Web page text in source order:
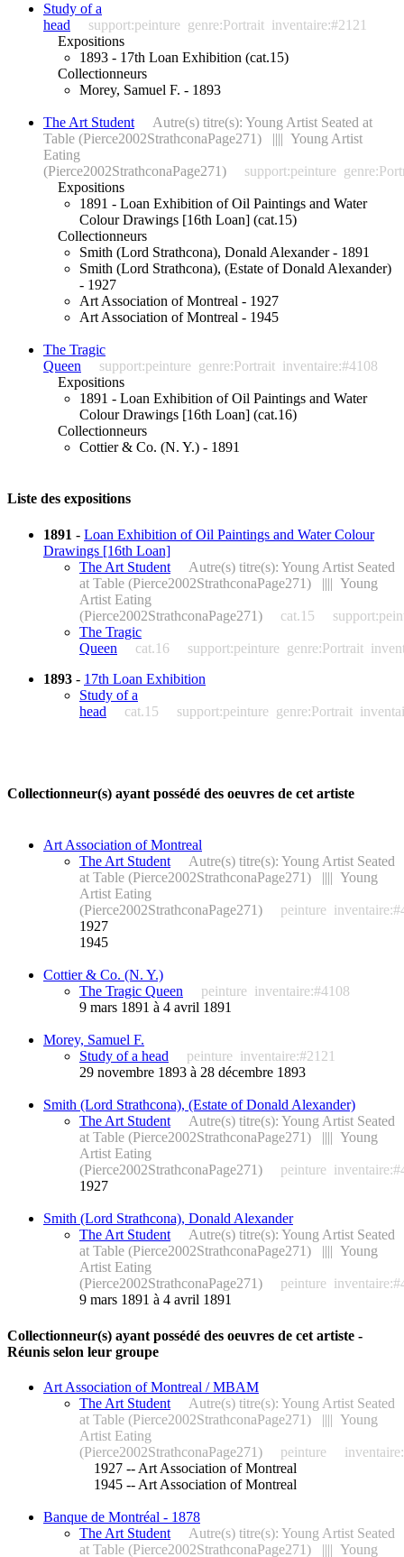
Study of a
head
support:peinture genre:Portrait inventaire:#2121
Expositions
1893 - 17th Loan Exhibition (cat.15)
Collectionneurs
Morey, Samuel F. - 1893
The Art Student
Autre(s) titre(s): Young Artist Seated at
Table (Pierce2002StrathconaPage271) |||| Young Artist
Eating
(Pierce2002StrathconaPage271)
support:peinture
Expositions
1891 - Loan Exhibition of Oil Paintings and Water
Colour Drawings [16th Loan] (cat.15)
Collectionneurs
Smith (Lord Strathcona), Donald Alexander - 1891
Smith (Lord Strathcona), (Estate of Donald Alexander)
- 1927
Art Association of Montreal - 1927
Art Association of Montreal - 1945
The Tragic
Queen
support:peinture genre:Portrait inventaire:#4108
Expositions
1891 - Loan Exhibition of Oil Paintings and Water
Colour Drawings [16th Loan] (cat.16)
Collectionneurs
Cottier & Co. (N. Y.) - 1891
Liste des expositions
1891 - Loan Exhibition of Oil Paintings and Water Colour
Drawings [16th Loan]
The Art Student
Autre(s) titre(s): Young Artist Seated
at Table (Pierce2002StrathconaPage271) |||| Young
Artist Eating
(Pierce2002StrathconaPage271)
cat.15
The Tragic
Queen
cat.16 support:peinture genre:Portrait
1893 - 17th Loan Exhibition
Study of a
head
cat.15 support:peinture genre:Portrait
Collectionneur(s) ayant possédé des oeuvres de cet artiste
Art Association of Montreal
The Art Student
Autre(s) titre(s): Young Artist Seated
at Table (Pierce2002StrathconaPage271) |||| Young
Artist Eating
(Pierce2002StrathconaPage271)
peinture
1927
1945
Cottier & Co. (N. Y.)
The Tragic Queen
peinture inventaire:#4108
9 mars 1891 à 4 avril 1891
Morey, Samuel F.
Study of a head
peinture inventaire:#2121
29 novembre 1893 à 28 décembre 1893
Smith (Lord Strathcona), (Estate of Donald Alexander)
The Art Student
Autre(s) titre(s): Young Artist Seated
at Table (Pierce2002StrathconaPage271) |||| Young
Artist Eating
(Pierce2002StrathconaPage271)
peinture
1927
Smith (Lord Strathcona), Donald Alexander
The Art Student
Autre(s) titre(s): Young Artist Seated
at Table (Pierce2002StrathconaPage271) |||| Young
Artist Eating
(Pierce2002StrathconaPage271)
peinture
9 mars 1891 à 4 avril 1891
Collectionneur(s) ayant possédé des oeuvres de cet artiste -
Réunis selon leur groupe
Art Association of Montreal / MBAM
The Art Student
Autre(s) titre(s): Young Artist Seated
at Table (Pierce2002StrathconaPage271) |||| Young
Artist Eating
(Pierce2002StrathconaPage271)
peinture
1927 -- Art Association of Montreal
1945 -- Art Association of Montreal
Banque de Montréal - 1878
The Art Student
Autre(s) titre(s): Young Artist Seated
at Table (Pierce2002StrathconaPage271) |||| Young